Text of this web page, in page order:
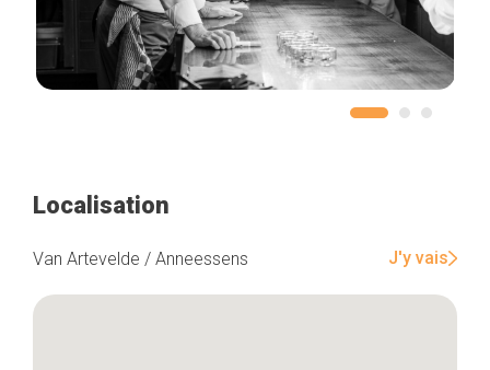
Localisation
Van Artevelde / Anneessens J'y vais